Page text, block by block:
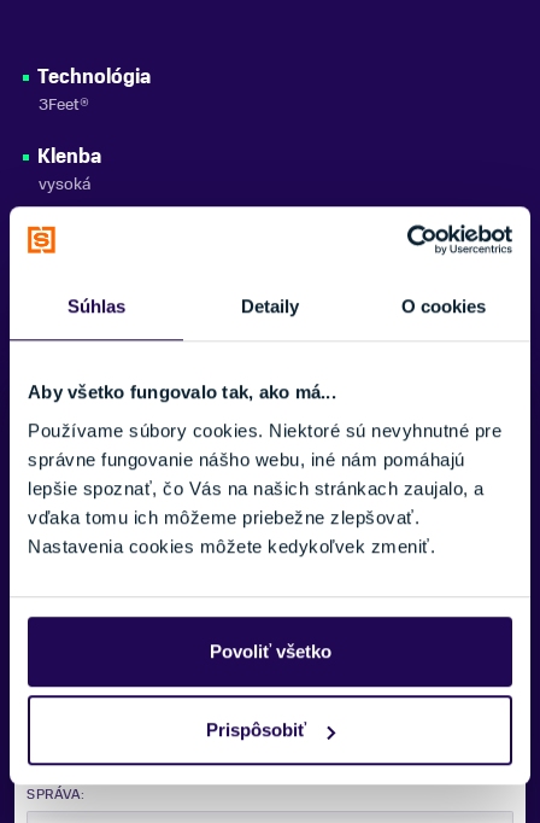
Súhlas Detaily O cookies
Aby všetko fungovalo tak, ako má...
Používame súbory cookies. Niektoré sú nevyhnutné pre
správne fungovanie nášho webu, iné nám pomáhajú
lepšie spoznať, čo Vás na našich stránkach zaujalo, a
vďaka tomu ich môžeme priebežne zlepšovať.
Nastavenia cookies môžete kedykoľvek zmeniť.
Povoliť všetko
Prispôsobiť
Technológia
3Feet®
Klenba
vysoká
Materiály
Potrebujete viac informácii? Sme tu
pre vás.
VAŠE MENO:
TELEFÓNNE ČÍSLO:
SPRÁVA: